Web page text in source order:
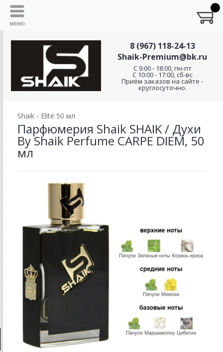
8 (967) 118-24-13
Shaik-Premium@bk.ru
C 9:00 - 18:00, пн-пт
С 10:00 - 17:00, сб-вс
Приём заказов на сайте -
круглосуточно.
Shaik - Elite 50 мл
Парфюмерия Shaik SHAIK / Духи
By Shaik Perfume CARPE DIEM, 50
мл